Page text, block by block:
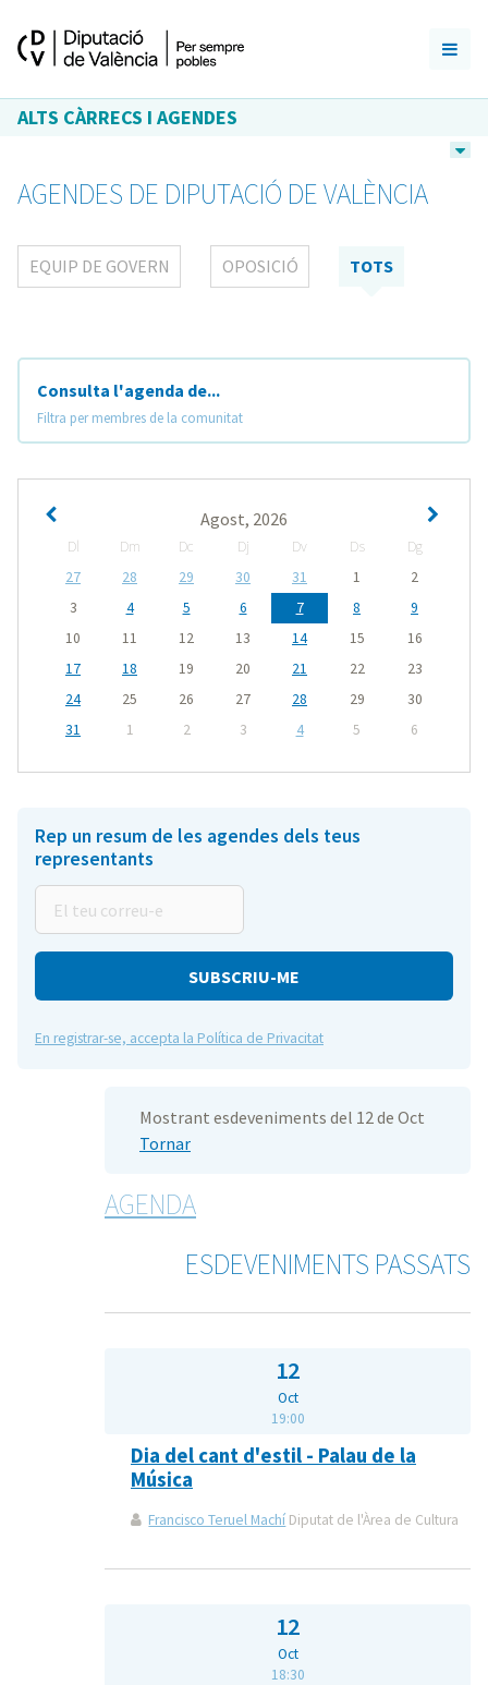
ALTS CÀRRECS I AGENDES
AGENDES DE DIPUTACIÓ DE VALÈNCIA
EQUIP DE GOVERN OPOSICIÓ TOTS
Consulta l'agenda de...
Filtra per membres de la comunitat
Agost, 2026
Dl Dm Dc Dj Dv Ds
Dg
27
28 29 30 31 1
2
3
4 5 6 7 8
9
10
11 12 13 14 15
16
17
18 19 20 21 22
23
24
25 26 27 28 29
30
31
1 2 3 4 5 6
Rep un resum de les agendes dels teus
representants
teu
correu-
En registrar-se, accepta la Política de Privacitat
Mostrant esdeveniments del 12 de Oct
Tornar
AGENDA
ESDEVENIMENTS PASSATS
12
Oct
19:00
Dia del cant d'estil - Palau de la
Música
Francisco Teruel Machí Diputat de l'Àrea de Cultura
12
Oct
18:30